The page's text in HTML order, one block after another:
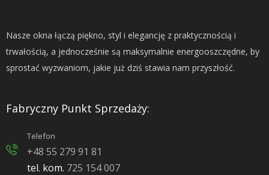
Nasze okna łączą piękno, styl i elegancję z praktycznością i
trwałością, a jednocześnie są maksymalnie energooszczędne, by
sprostać wyzwaniom, jakie już dziś stawia nam przyszłość.
Fabryczny Punkt Sprzedaży:
Telefon
+48 55 279 91 81
tel. kom. 725 154 007